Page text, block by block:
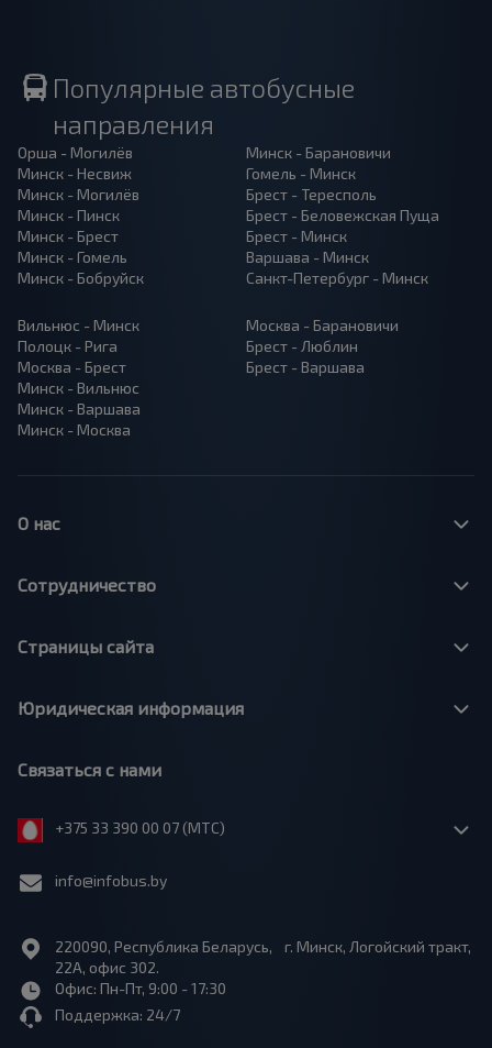
Популярные автобусные
направления
Орша - Могилёв
Минск - Несвиж
Минск - Могилёв
Минск - Пинск
Минск - Брест
Минск - Гомель
Минск - Бобруйск
Минск - Барановичи
Гомель - Минск
Брест - Тересполь
Брест - Беловежская Пуща
Брест - Минск
Варшава - Минск
Санкт-Петербург - Минск
Вильнюс - Минск
Полоцк - Рига
Москва - Брест
Минск - Вильнюс
Минск - Варшава
Минск - Москва
Москва - Барановичи
Брест - Люблин
Брест - Варшава
О нас
Сотрудничество
Страницы сайта
Юридическая информация
Связаться с нами
+375 33 390 00 07 (МТС)
info@infobus.by
220090, Республика Беларусь, г. Минск, Логойский тракт,
22А, офис 302.
Офис: Пн-Пт, 9:00 - 17:30
Поддержка: 24/7